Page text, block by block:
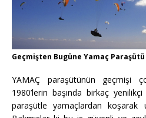
Geçmişten Bugüne Yamaç Paraşütü
YAMAÇ paraşütünün geçmişi
1980’lerin başında birkaç
paraşütle yamaçlardan koşarak